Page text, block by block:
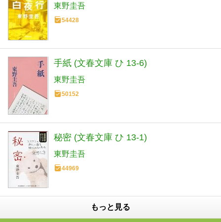
東野圭吾
54428
手紙 (文春文庫 ひ 13-6)
東野圭吾
50152
秘密 (文春文庫 ひ 13-1)
東野圭吾
44969
もっと見る